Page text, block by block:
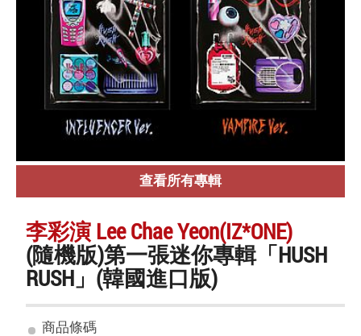
查看所有專輯
李彩演 Lee Chae Yeon(IZ*ONE)
(隨機版)第一張迷你專輯「HUSH
RUSH」(韓國進口版)
商品條碼